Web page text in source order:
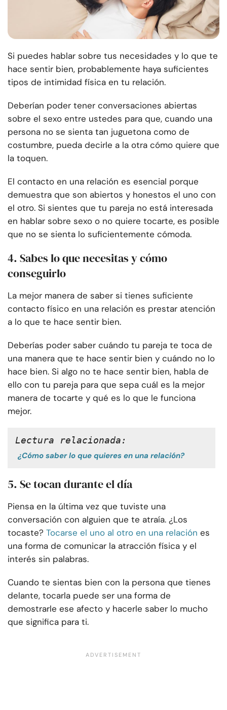
Si puedes hablar sobre tus necesidades y lo que te
hace sentir bien, probablemente haya suficientes
tipos de intimidad física en tu relación.
Deberían poder tener conversaciones abiertas
sobre el sexo entre ustedes para que, cuando una
persona no se sienta tan juguetona como de
costumbre, pueda decirle a la otra cómo quiere que
la toquen.
El contacto en una relación es esencial porque
demuestra que son abiertos y honestos el uno con
el otro. Si sientes que tu pareja no está interesada
en hablar sobre sexo o no quiere tocarte, es posible
que no se sienta lo suficientemente cómoda.
4. Sabes lo que necesitas y cómo
conseguirlo
La mejor manera de saber si tienes suficiente
contacto físico en una relación es prestar atención
a lo que te hace sentir bien.
Deberías poder saber cuándo tu pareja te toca de
una manera que te hace sentir bien y cuándo no lo
hace bien. Si algo no te hace sentir bien, habla de
ello con tu pareja para que sepa cuál es la mejor
manera de tocarte y qué es lo que le funciona
mejor.
Lectura relacionada:
¿Cómo saber lo que quieres en una relación?
5. Se tocan durante el día
Piensa en la última vez que tuviste una
conversación con alguien que te atraía. ¿Los
tocaste? Tocarse el uno al otro en una relación es
una forma de comunicar la atracción física y el
interés sin palabras.
Cuando te sientas bien con la persona que tienes
delante, tocarla puede ser una forma de
demostrarle ese afecto y hacerle saber lo mucho
que significa para ti.